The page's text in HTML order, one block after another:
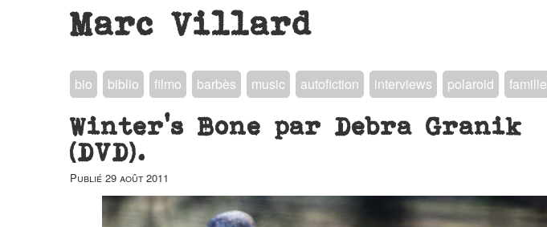
Marc Villard
bio biblio filmo barbès music autofiction interviews polaroid famille
Winter’s Bone par Debra Granik
(DVD).
Publié 29 août 2011